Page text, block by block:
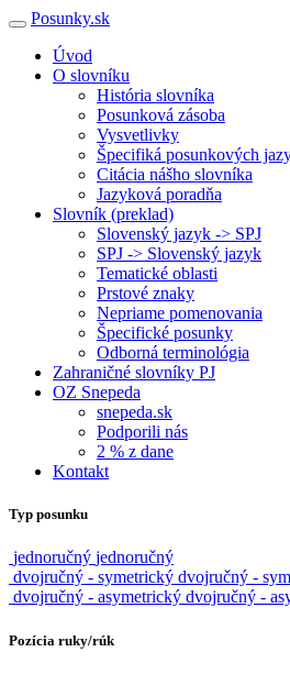
Posunky.sk
Úvod
O slovníku
História slovníka
Posunková zásoba
Vysvetlivky
Špecifiká posunkových
Citácia nášho slovníka
Jazyková poradňa
Slovník (preklad)
Slovenský jazyk -> SPJ
SPJ -> Slovenský jazyk
Tematické oblasti
Prstové znaky
Nepriame pomenovania
Špecifické posunky
Odborná terminológia
Zahraničné slovníky PJ
OZ Snepeda
snepeda.sk
Podporili nás
2 % z dane
Kontakt
Typ posunku
jednoručný jednoručný
dvojručný - symetrický dvojručný -
dvojručný - asymetrický dvojručný -
Pozícia ruky/rúk